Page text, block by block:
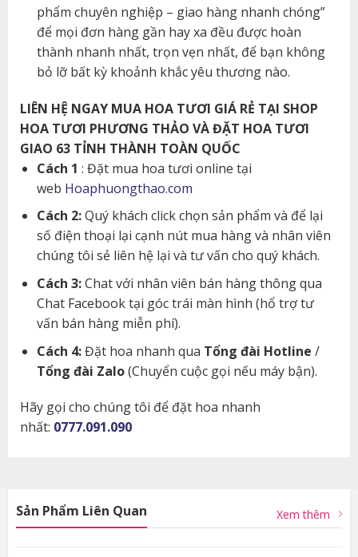
phẩm chuyên nghiệp – giao hàng nhanh chóng”
để mọi đơn hàng gần hay xa đều được hoàn
thành nhanh nhất, trọn vẹn nhất, để bạn không
bỏ lỡ bất kỳ khoảnh khắc yêu thương nào.
LIÊN HỆ NGAY MUA HOA TƯƠI GIÁ RẺ TẠI SHOP
HOA TƯƠI PHƯƠNG THẢO VÀ ĐẶT HOA TƯƠI
GIAO 63 TỈNH THÀNH TOÀN QUỐC
Cách 1 : Đặt mua hoa tươi online tại
web Hoaphuongthao.com
Cách 2:Quý khách click chọn sản phẩm và để lại
số điện thoại lại cạnh nút mua hàng và nhân viên
chúng tôi sẻ liên hệ lại và tư vấn cho quý khách.
Cách 3:Chat với nhân viên bán hàng thông qua
Chat Facebook tại góc trái màn hình (hổ trợ tư
vấn bán hàng miễn phí).
Cách 4:Đặt hoa nhanh qua Tổng đài Hotline /
Tổng đài Zalo(Chuyển cuộc gọi nếu máy bận).
Hãy gọi cho chúng tôi để đặt hoa nhanh
nhất: 0777.091.090
Sản Phẩm Liên Quan Xem thêm